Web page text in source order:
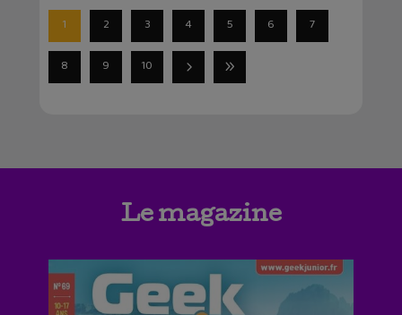
1 2 3 4 5 6 7
8 9 10
Le magazine